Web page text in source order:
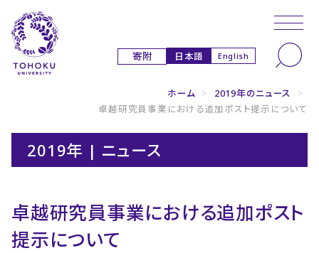
寄附 日本語 English
ホーム > 2019年のニュース
>
卓越研究員事業における追加ポスト提示について
2019年 | ニュース
卓越研究員事業における追加ポスト
提示について